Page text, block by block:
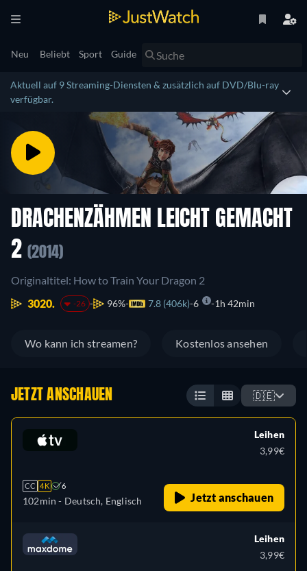
Neu Beliebt Sport Guide
Aktuell auf 9 Streaming-Diensten & zusätzlich auf DVD/Blu-ray
verfügbar.
DRACHENZÄHMEN LEICHT GEMACHT
2 (2014)
Originaltitel: How to Train Your Dragon 2
3020.
-26 96% 7.8 (406k) 6 1h 42min
Wo kann ich streamen? Kostenlos ansehen
JETZT ANSCHAUEN 🇩🇪
CC 4K 6
102min - Deutsch, Englisch
Leihen
3,99€
Jetzt anschauen
Leihen
3,99€